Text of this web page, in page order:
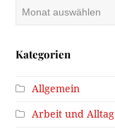
Kategorien
Allgemein
Arbeit und Alltag